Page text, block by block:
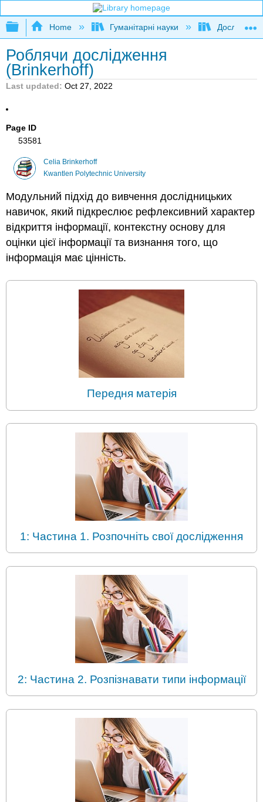
Expand/collapse global hierarchy
Home Гуманітарні науки
Роблячи дослідження
(Brinkerhoff)
Last updated Oct 27, 2022
Page ID
53581
Celia Brinkerhoff
Kwantlen Polytechnic University
Модульний підхід до вивчення дослідницьких
навичок, який підкреслює рефлексивний характер
відкриття інформації, контекстну основу для
оцінки цієї інформації та визнання того, що
інформація має цінність.
Передня матерія
1: Частина 1. Розпочніть свої дослідження
2: Частина 2. Розпізнавати типи інформації